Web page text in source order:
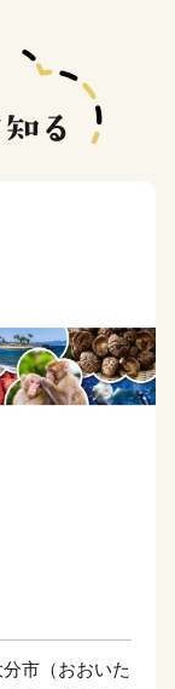
市（おおいた